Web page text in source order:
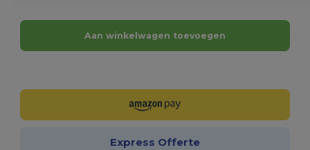
Aan winkelwagen toevoegen
Express Offerte